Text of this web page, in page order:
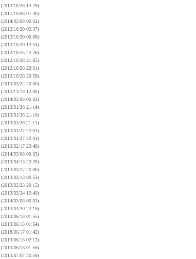
(2012/10/28 13:29)
(2017/10/08 07:40)
(2014/03/08 00:02)
(2012/10/20 02:37)
(2012/10/20 00:08)
(2012/10/20 13:54)
(2012/10/25 23:26)
(2012/10/28 21:05)
(2012/10/28 20:01)
(2012/10/28 20:58)
(2013/03/24 20:00)
(2012/11/18 12:08)
(2014/03/08 00:02)
(2013/01/26 21:14)
(2013/01/26 21:10)
(2013/01/26 21:11)
(2013/01/27 23:01)
(2013/01/27 23:01)
(2013/02/17 23:48)
(2014/03/08 00:03)
(2013/04/13 23:29)
(2013/03/17 20:06)
(2013/03/13 00:53)
(2013/03/23 20:15)
(2013/03/24 19:49)
(2014/03/08 00:03)
(2013/04/20 22:19)
(2013/06/13 01:55)
(2013/06/13 01:54)
(2018/06/17 01:42)
(2013/06/13 02:12)
(2013/06/13 01:58)
(2013/07/07 20:59)